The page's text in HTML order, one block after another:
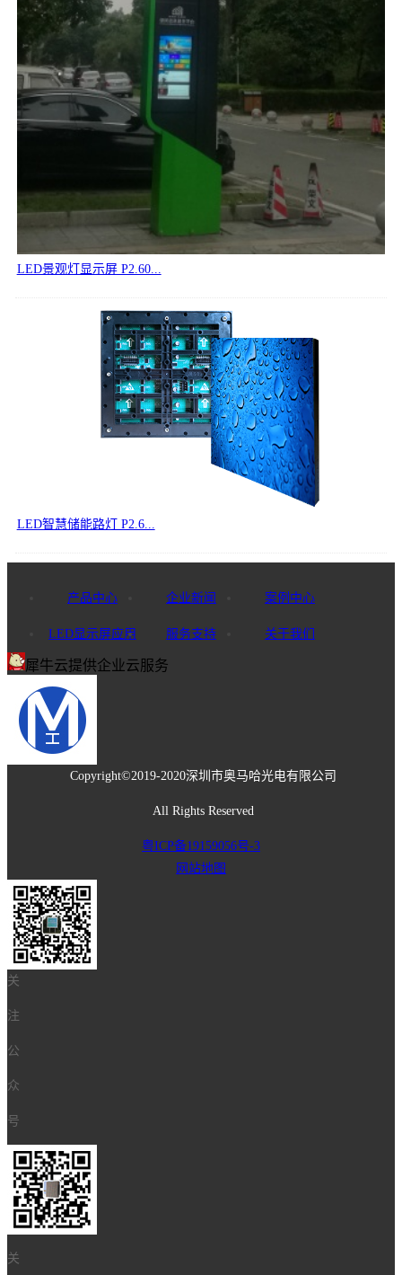
LED景观灯显示屏 P2.60...
LED智慧储能路灯 P2.6...
产品中心 企业新闻 案例中心
LED显示屏应用 服务支持 关于我们
犀牛云提供企业云服务
Copyright©2019-2020深圳市奥马哈光电有限公司
All Rights Reserved
粤ICP备19159056号-3
网站地图
关
注
公
众
号
关